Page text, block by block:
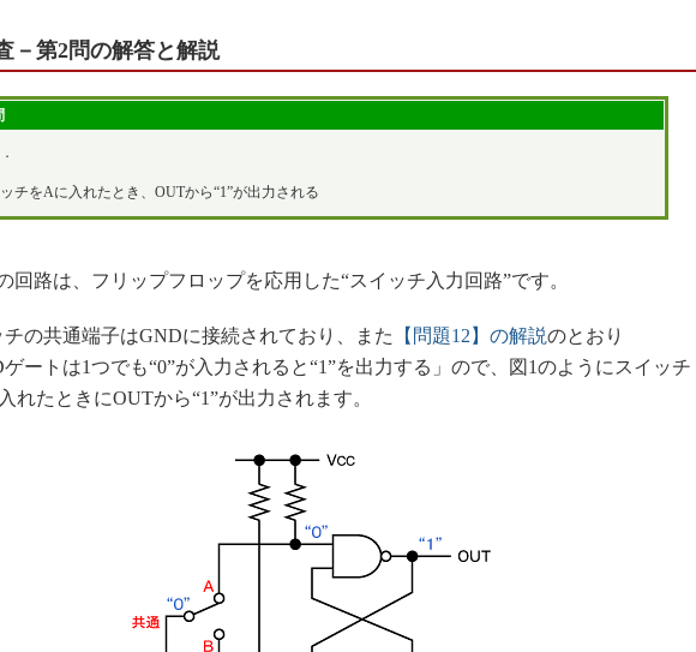
－第2問の解答と解説
チをAに入れたとき、OUTから“1”が出力される
回路は、フリップフロップを応用した“スイッチ入力回路”です。
の共通端子はGNDに接続されており、また 【問題12】の解説のとおり
ゲートは1つでも“0”が入力されると“1”を出力する」ので、図1のようにスイッチ
れたときにOUTから“1”が出力されます。